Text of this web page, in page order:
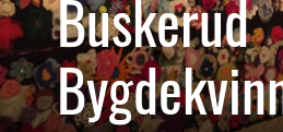
Buskerud